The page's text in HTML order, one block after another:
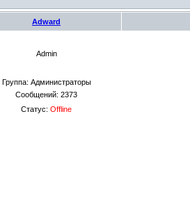
Adward
Admin
Группа: Администраторы
Сообщений: 2373
Статус: Offline